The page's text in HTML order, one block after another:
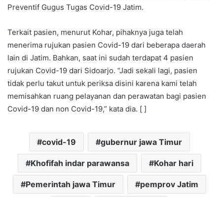
Preventif Gugus Tugas Covid-19 Jatim.
Terkait pasien, menurut Kohar, pihaknya juga telah
menerima rujukan pasien Covid-19 dari beberapa daerah
lain di Jatim. Bahkan, saat ini sudah terdapat 4 pasien
rujukan Covid-19 dari Sidoarjo. “Jadi sekali lagi, pasien
tidak perlu takut untuk periksa disini karena kami telah
memisahkan ruang pelayanan dan perawatan bagi pasien
Covid-19 dan non Covid-19,” kata dia. [ ]
covid-19 gubernur jawa Timur
Khofifah indar parawansa Kohar hari
Pemerintah jawa Timur pemprov Jatim